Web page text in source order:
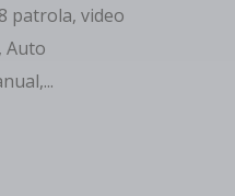
patrola, video
Auto